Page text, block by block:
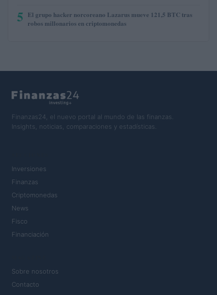
5 El grupo hacker norcoreano Lazarus mueve 121,5 BTC tras
robos millonarios en criptomonedas
Finanzas24, el nuevo portal al mundo de las finanzas.
Insights, noticias, comparaciones y estadísticas.
Inversiones
Finanzas
Criptomonedas
News
Fisco
Financiación
Sobre nosotros
Contacto